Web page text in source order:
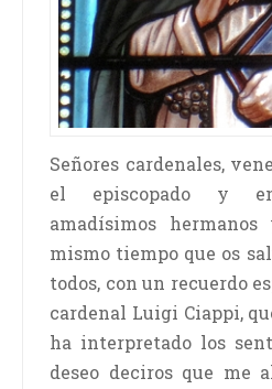
Señores cardenales,
el episcopado y
amadísimos
mismo tiempo que os
todos, con un recuerdo
cardenal Luigi Ciappi,
ha interpretado los
deseo deciros que me